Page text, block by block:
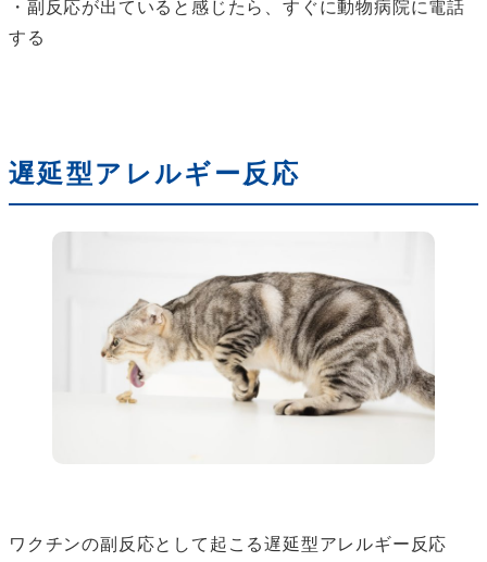
・副反応が出ていると感じたら、すぐに動物病院に電話
する
遅延型アレルギー反応
ワクチンの副反応として起こる遅延型アレルギー反応